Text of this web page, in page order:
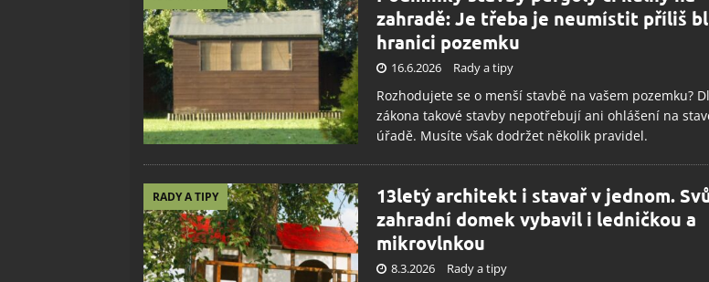
zahradě: Je třeba je neumístit příliš
hranici pozemku
16.6.2026 Rady a tipy
Rozhodujete se o menší stavbě na vašem pozemku?
zákona takové stavby nepotřebují ani ohlášení na
úřadě. Musíte však dodržet několik pravidel.
RADY A TIPY
13letý architekt i stavař v jednom.
zahradní domek vybavil i ledničkou a
mikrovlnkou
8.3.2026 Rady a tipy